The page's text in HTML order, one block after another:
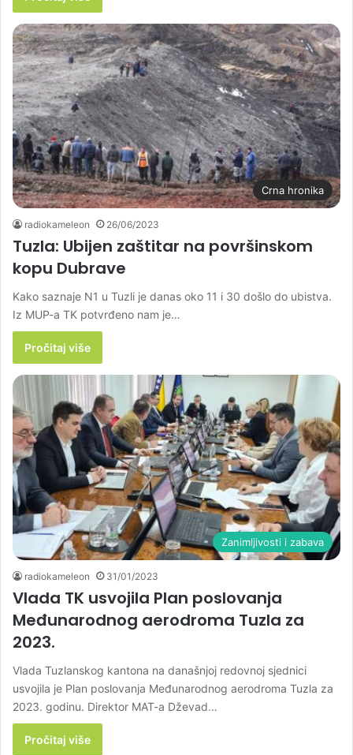
Crna hronika
radiokameleon 26/06/2023
Tuzla: Ubijen zaštitar na površinskom
kopu Dubrave
Kako saznaje N1 u Tuzli je danas oko 11 i 30 došlo do ubistva.
Iz MUP-a TK potvrđeno nam je…
Pročitaj više
Zanimljivosti i zabava
radiokameleon 31/01/2023
Vlada TK usvojila Plan poslovanja
Međunarodnog aerodroma Tuzla za
2023.
Vlada Tuzlanskog kantona na današnjoj redovnoj sjednici
usvojila je Plan poslovanja Međunarodnog aerodroma Tuzla za
2023. godinu. Direktor MAT-a Dževad…
Pročitaj više